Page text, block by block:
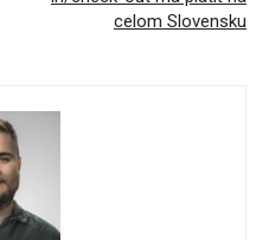
celom Slovensku